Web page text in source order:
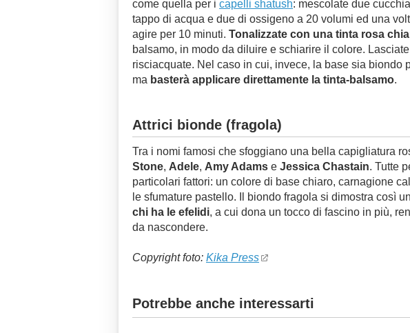
come quella per i capelli shatush: mescolate due
tappo di acqua e due di ossigeno a 20 volumi ed una
agire per 10 minuti. Tonalizzate con una tinta rosa
balsamo, in modo da diluire e schiarire il colore.
risciacquate. Nel caso in cui, invece, la base sia biondo
ma basterà applicare direttamente la tinta-balsamo.
Attrici bionde (fragola)
Tra i nomi famosi che sfoggiano una bella capigliatura
Stone, Adele, Amy Adams e Jessica Chastain. Tutte
particolari fattori: un colore di base chiaro, carnagione
le sfumature pastello. Il biondo fragola si dimostra così
chi ha le efelidi, a cui dona un tocco di fascino in più,
da nascondere.
Copyright foto: Kika Press
Potrebbe anche interessarti